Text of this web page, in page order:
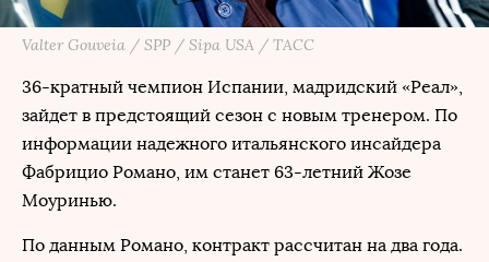
Valter Gouveia / SPP / Sipa USA / ТАСС
36-кратный чемпион Испании, мадридский «Реал»,
зайдет в предстоящий сезон с новым тренером. По
информации надежного итальянского инсайдера
Фабрицио Романо, им станет 63-летний Жозе
Моуринью.
По данным Романо, контракт рассчитан на два года.